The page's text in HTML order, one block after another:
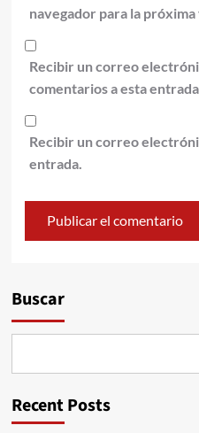
navegador para la
Recibir un correo
comentarios a esta
Recibir un correo
entrada.
Buscar
Recent Posts